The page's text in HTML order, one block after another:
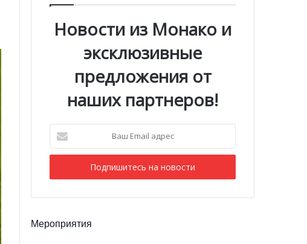
Новости из Монако и
эксклюзивные
предложения от
наших партнеров!
Email
адрес
Мероприятия